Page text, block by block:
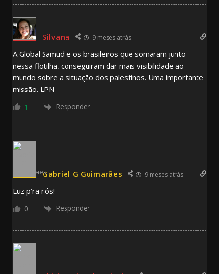
Silvana 9 meses atrás
A Global Samud e os brasileiros que somaram junto
nessa flotilha, conseguiram dar mais visibilidade ao
mundo sobre a situação dos palestinos. Uma importante
missão. LPN
1 Responder
Gabriel G Guimarães 9 meses atrás
Luz p’ra nós!
0 Responder